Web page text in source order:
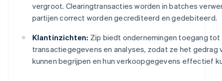
vergroot. Clearingtransacties worden in batches
partijen correct worden gecrediteerd en gedebiteerd.
Klantinzichten: Zip biedt ondernemingen toegang tot
transactiegegevens en analyses, zodat ze het gedrag
kunnen begrijpen en hun verkoopgegevens effectief